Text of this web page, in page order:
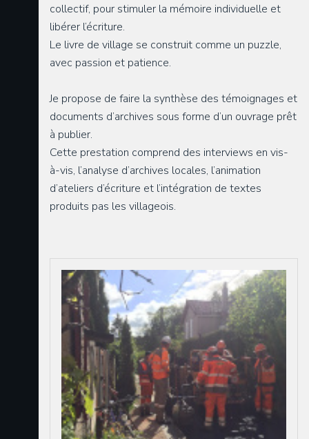
collectif, pour stimuler la mémoire individuelle et
libérer l’écriture.
Le livre de village se construit comme un puzzle,
avec passion et patience.
Je propose de faire la synthèse des témoignages et
documents d’archives sous forme d’un ouvrage prêt
à publier.
Cette prestation comprend des interviews en vis-
à-vis, l’analyse d’archives locales, l’animation
d’ateliers d’écriture et l’intégration de textes
produits pas les villageois.